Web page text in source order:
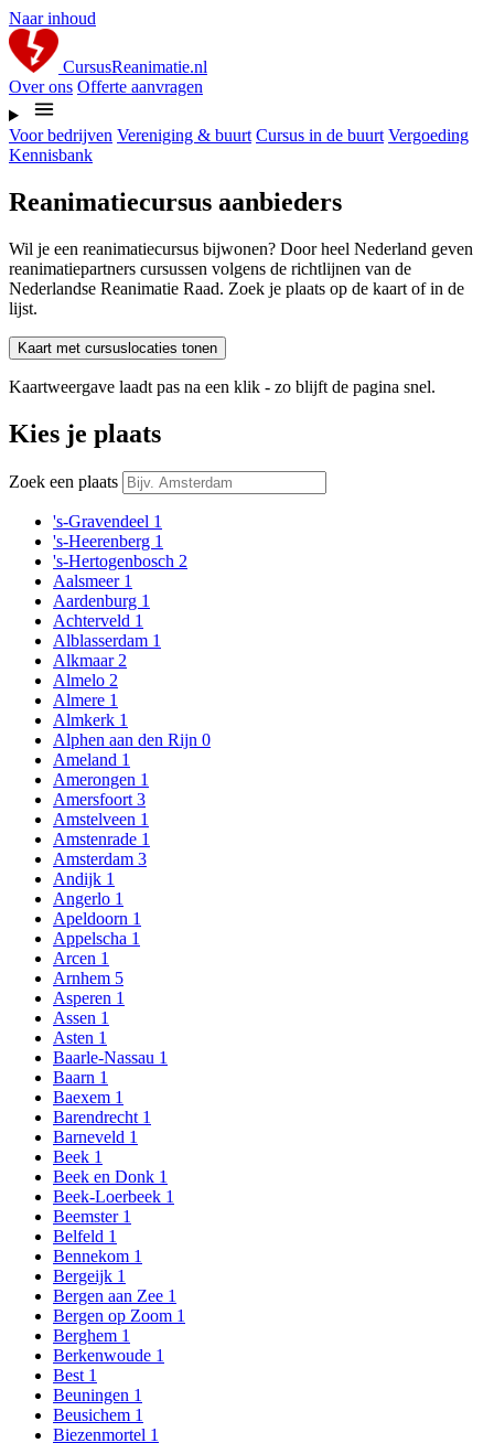
Naar inhoud
CursusReanimatie.nl
Over ons Offerte aanvragen
Voor bedrijven Vereniging & buurt Cursus in de buurt Vergoeding
Kennisbank
Reanimatiecursus aanbieders
Wil je een reanimatiecursus bijwonen? Door heel Nederland geven
reanimatiepartners cursussen volgens de richtlijnen van de
Nederlandse Reanimatie Raad. Zoek je plaats op de kaart of in de
lijst.
Kaart met cursuslocaties tonen
Kaartweergave laadt pas na een klik - zo blijft de pagina snel.
Kies je plaats
Zoek een plaats
's-Gravendeel 1
's-Heerenberg 1
's-Hertogenbosch 2
Aalsmeer 1
Aardenburg 1
Achterveld 1
Alblasserdam 1
Alkmaar 2
Almelo 2
Almere 1
Almkerk 1
Alphen aan den Rijn 0
Ameland 1
Amerongen 1
Amersfoort 3
Amstelveen 1
Amstenrade 1
Amsterdam 3
Andijk 1
Angerlo 1
Apeldoorn 1
Appelscha 1
Arcen 1
Arnhem 5
Asperen 1
Assen 1
Asten 1
Baarle-Nassau 1
Baarn 1
Baexem 1
Barendrecht 1
Barneveld 1
Beek 1
Beek en Donk 1
Beek-Loerbeek 1
Beemster 1
Belfeld 1
Bennekom 1
Bergeijk 1
Bergen aan Zee 1
Bergen op Zoom 1
Berghem 1
Berkenwoude 1
Best 1
Beuningen 1
Beusichem 1
Biezenmortel 1